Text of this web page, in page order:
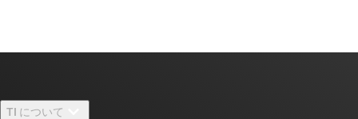
TI について